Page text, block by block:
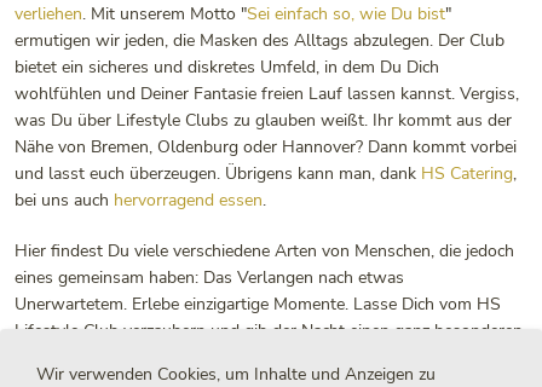
verliehen. Mit unserem Motto "Sei einfach so, wie Du bist"
ermutigen wir jeden, die Masken des Alltags abzulegen. Der Club
bietet ein sicheres und diskretes Umfeld, in dem Du Dich
wohlfühlen und Deiner Fantasie freien Lauf lassen kannst. Vergiss,
was Du über Lifestyle Clubs zu glauben weißt. Ihr kommt aus der
Nähe von Bremen, Oldenburg oder Hannover? Dann kommt vorbei
und lasst euch überzeugen. Übrigens kann man, dank HS Catering,
bei uns auch hervorragend essen.
Hier findest Du viele verschiedene Arten von Menschen, die jedoch
eines gemeinsam haben: Das Verlangen nach etwas
Unerwartetem. Erlebe einzigartige Momente. Lasse Dich vom HS
Lifestyle Club verzaubern und gib der Nacht einen ganz besonderen
Wir verwenden Cookies, um Inhalte und Anzeigen zu